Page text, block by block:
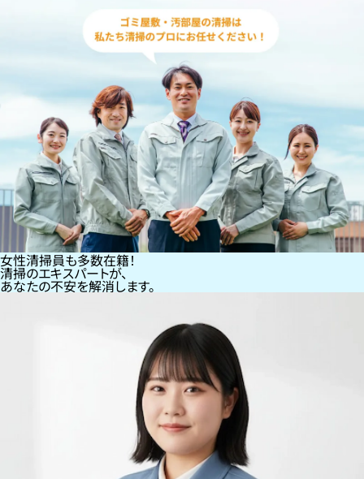
女性清掃員も多数在籍！
清掃のエキスパートが、
あなたの不安を解消します。